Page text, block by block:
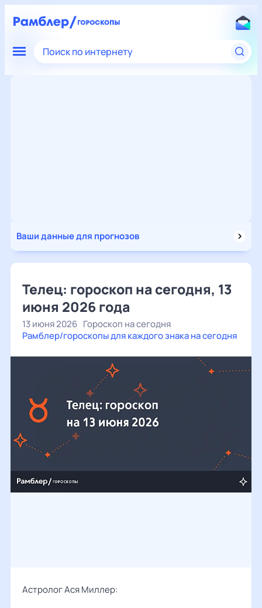
Поиск по интернету
Ваши данные для прогнозов
Телец: гороскоп на сегодня, 13
июня 2026 года
13 июня 2026 Гороскоп на сегодня
Рамблер/гороскопы для каждого знака на сегодня
Астролог Ася Миллер: